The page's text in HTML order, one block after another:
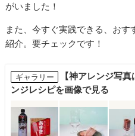
がいました！
また、今すぐ実践できる、おす
紹介。要チェックです！
ギャラリー
【神アレンジ写
ンジレシピを画像で見る